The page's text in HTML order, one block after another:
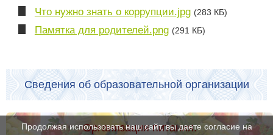
Что нужно знать о коррупции.jpg (283 КБ)
Памятка для родителей.png (291 КБ)
Сведения об образовательной организации
Организация питания.
Продолжая использовать наш сайт, вы даете согласие на